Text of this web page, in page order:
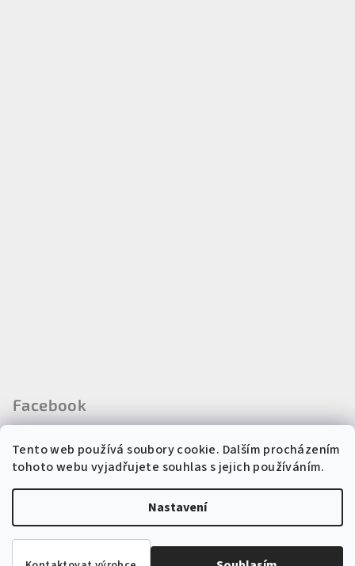
Tento web používá soubory cookie. Dalším procházením
tohoto webu vyjadřujete souhlas s jejich používáním.
Nastavení
Facebook
Instagram
Copyright 2026Regina kosmetika . Všechna práva vyhrazena.